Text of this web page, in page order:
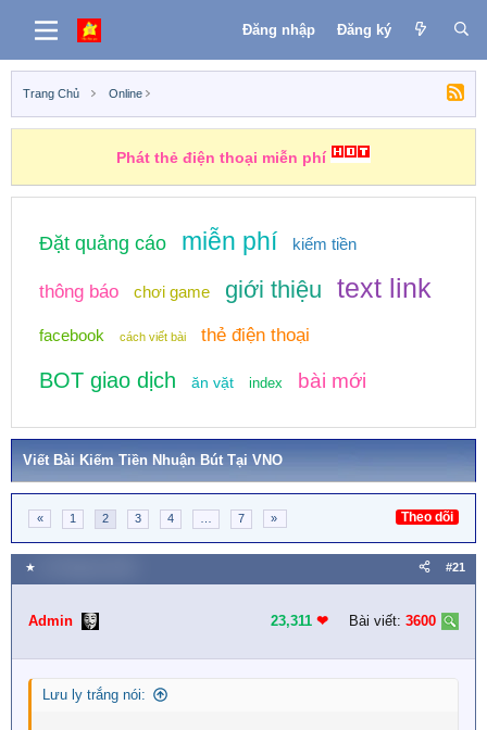
Đăng nhập Đăng ký
Trang Chủ Online
Phát thẻ điện thoại miễn phí
Đặt quảng cáo miễn phí kiếm tiền
thông báo chơi game giới thiệu text link
facebook cách viết bài thẻ điện thoại
BOT giao dịch ăn vặt index bài mới
Viết Bài Kiếm Tiền Nhuận Bút Tại VNO
« 1 2 3 4 7 » Theo dõi
★ #21
Admin 23,311 ❤︎ Bài viết: 3600
Lưu ly trắng nói: